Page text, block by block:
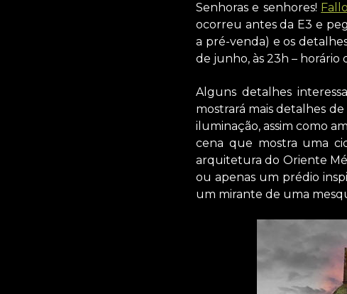
Senhoras e senhores!
ocorreu antes da E3 e
a pré-venda) e os
de junho, às 23h – horário
Alguns detalhes
mostrará mais detalhes
iluminação, assim como
cena que mostra uma
arquitetura do Oriente
ou apenas um prédio
um mirante de uma